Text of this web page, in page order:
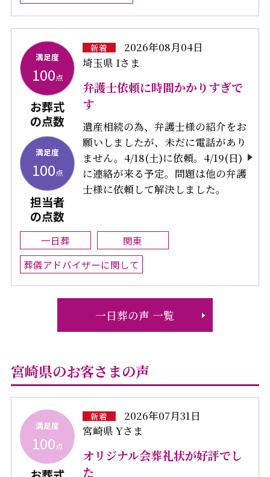
満足度
100点
お葬式
の点数
満足度
100点
担当者
の点数
新着
2026年08月04日
埼玉県 Iさま
弁護士依頼に時間かかりすぎで
す
遺産相続の為、弁護士様の紹介をお
願いしましたが、未だに電話があり
ません。4/18(土)に依頼。4/19(日)
に連絡が来る予定。問題は他の弁護
士様に依頼して解決しました。
一日葬
関東
葬儀アドバイザーに関して
一日葬の声 一覧
宮崎県のお客さまの声
満足度
100点
新着
2026年07月31日
宮崎県 Yさま
オリジナル会葬礼状が好評でし
た